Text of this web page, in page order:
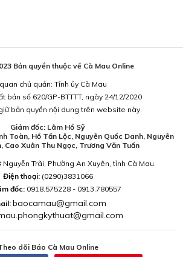
Bản quyền thuộc về Cà Mau Online
chủ quản: Tỉnh ủy Cà Mau
bản số 620/GP-BTTTT, ngày 24/12/2020
bản quyền nội dung trên website này.
Giám đốc: Lâm Hồ Sỹ
Toàn, Hồ Tấn Lộc, Nguyễn Quốc Danh, Nguyễn
Cao Xuân Thu Ngọc, Trương Văn Tuấn
Trãi, Phường An Xuyên, tỉnh Cà Mau.
Điện thoại: (0290)3831066
đốc: 0918.575228 - 0913.780557
baocamau@gmail.com
dõi Báo Cà Mau Online